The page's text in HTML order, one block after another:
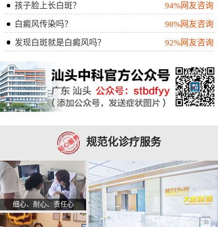
孩子脸上长白斑？
94%网友咨询
白癜风传染吗？
98%网友咨询
发现白斑就是白癜风吗？
92%网友咨询
规范化诊疗服务
细心、耐心、责任心